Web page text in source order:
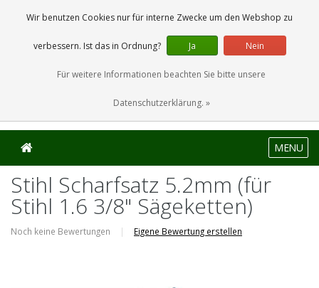
0 Artikel
MENU
Stihl Scharfsatz 5.2mm (für
Stihl 1.6 3/8" Sägeketten)
Noch keine Bewertungen | Eigene Bewertung erstellen
Wir benutzen Cookies nur für interne Zwecke um den Webshop zu
verbessern. Ist das in Ordnung? Ja Nein
Für weitere Informationen beachten Sie bitte unsere
Datenschutzerklärung. »